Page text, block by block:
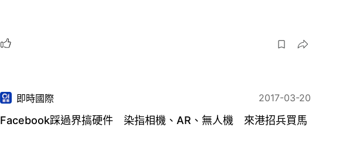
即時國際 2017-03-20
Facebook踩過界搞硬件 染指相機、AR、無人機 來港招兵買馬